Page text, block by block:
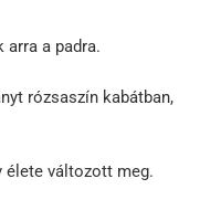
arra a padra.
rózsaszín kabátban,
élete változott meg.